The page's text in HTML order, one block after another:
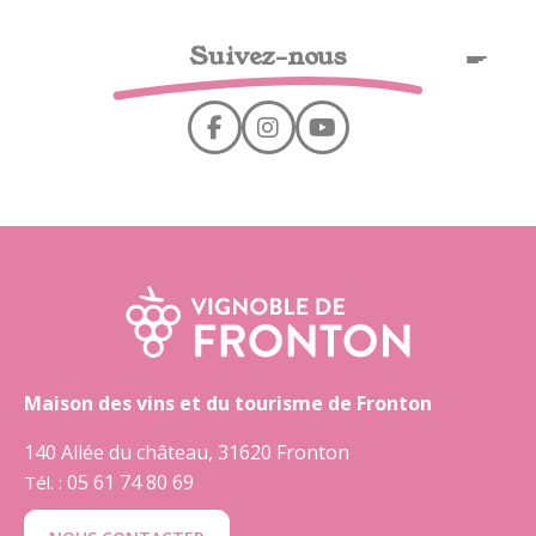
Suivez-nous
Maison des vins et du tourisme de Fronton
140 Allée du château, 31620 Fronton
Tél. : 05 61 74 80 69